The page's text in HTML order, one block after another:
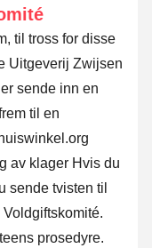
til tross for disse
Uitgeverij Zwijsen
sende inn en
til en
av klager Hvis du
sende tvisten til
prosedyre.